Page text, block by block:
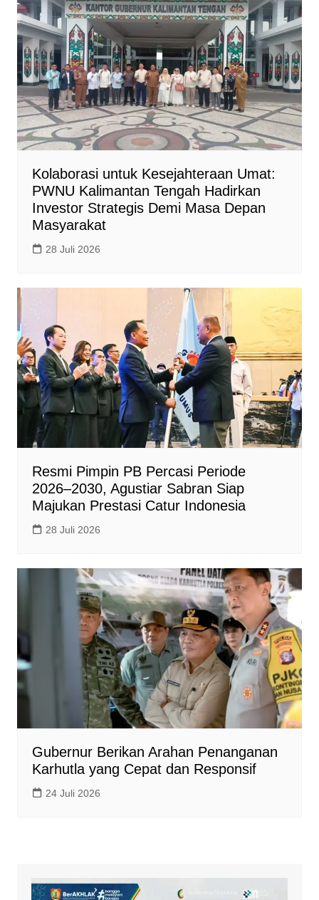
Kolaborasi untuk Kesejahteraan Umat:
PWNU Kalimantan Tengah Hadirkan
Investor Strategis Demi Masa Depan
Masyarakat
28 Juli 2026
Resmi Pimpin PB Percasi Periode
2026–2030, Agustiar Sabran Siap
Majukan Prestasi Catur Indonesia
28 Juli 2026
Gubernur Berikan Arahan Penanganan
Karhutla yang Cepat dan Responsif
24 Juli 2026